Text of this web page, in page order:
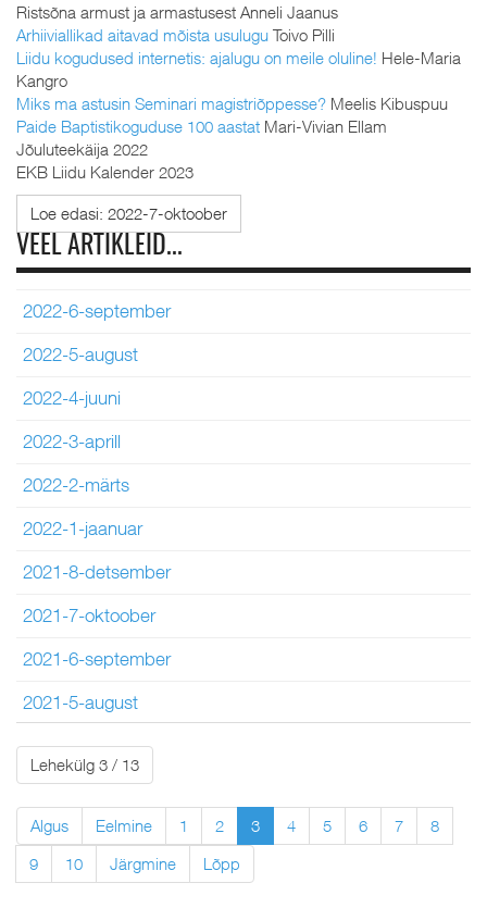
Ristsõna armust ja armastusest Anneli Jaanus
Arhiiviallikad aitavad mõista usulugu Toivo Pilli
Liidu kogudused internetis: ajalugu on meile oluline! Hele-Maria
Kangro
Miks ma astusin Seminari magistriõppesse? Meelis Kibuspuu
Paide Baptistikoguduse 100 aastat Mari-Vivian Ellam
Jõuluteekäija 2022
EKB Liidu Kalender 2023
Loe edasi: 2022-7-oktoober
VEEL ARTIKLEID...
2022-6-september
2022-5-august
2022-4-juuni
2022-3-aprill
2022-2-märts
2022-1-jaanuar
2021-8-detsember
2021-7-oktoober
2021-6-september
2021-5-august
Lehekülg 3 / 13
Algus Eelmine 1 2 3 4 5 6 7
8
9
10 Järgmine Lõpp